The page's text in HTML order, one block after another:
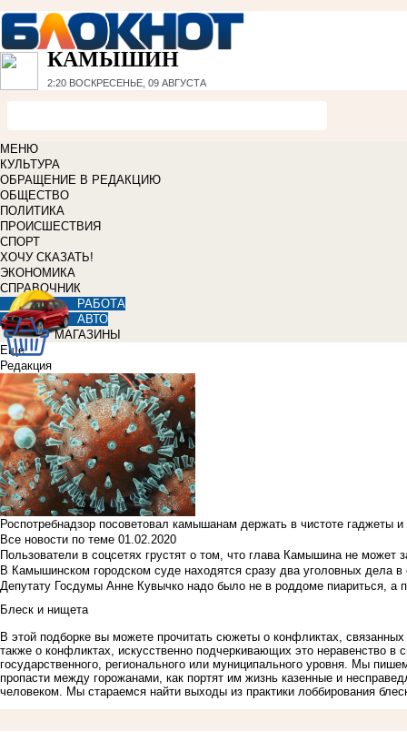
КАМЫШИН
2:20 ВОСКРЕСЕНЬЕ, 09 АВГУСТА
МЕНЮ
КУЛЬТУРА
ОБРАЩЕНИЕ В РЕДАКЦИЮ
ОБЩЕСТВО
ПОЛИТИКА
ПРОИСШЕСТВИЯ
СПОРТ
ХОЧУ СКАЗАТЬ!
ЭКОНОМИКА
СПРАВОЧНИК
РАБОТА
АВТО
МАГАЗИНЫ
Еще
Редакция
Роспотребнадзор посоветовал камышанам держать в чистоте гаджеты
Все новости по теме 01.02.2020
Пользователи в соцсетях грустят о том, что глава Камышина не может
В Камышинском городском суде находятся сразу два уголовных дела
Депутату Госдумы Анне Кувычко надо было не в роддоме пиариться, а
Блеск и нищета
В этой подборке вы можете прочитать сюжеты о конфликтах,
также о конфликтах, искусственно подчеркивающих это неравенство в
государственного, регионального или муниципального уровня. Мы
пропасти между горожанами, как портят им жизнь казенные и
человеком. Мы стараемся найти выходы из практики лоббирования